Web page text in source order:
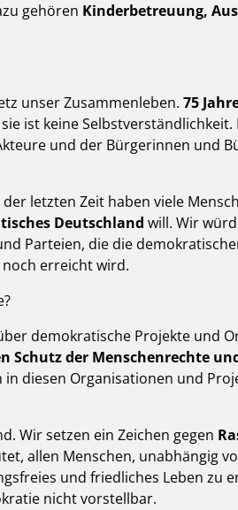
gehören Kinderbetreuung,
unser Zusammenleben. 75
ist keine
und der Bürgerinnen und
letzten Zeit haben viele
Deutschland will. Wir
Parteien, die die
erreicht wird.
demokratische Projekte und
der Menschenrechte
diesen Organisationen und
Wir setzen ein Zeichen gegen
allen Menschen, unabhängig
und friedliches Leben zu
nicht vorstellbar.